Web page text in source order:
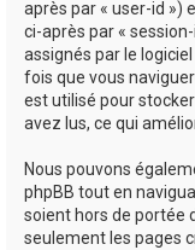
après par « user-id »)
ci-après par «
assignés par le
fois que vous
est utilisé pour
avez lus, ce qui
Nous pouvons
phpBB tout en
soient hors de portée
seulement les pages